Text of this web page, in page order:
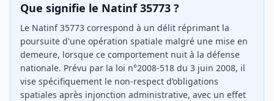
Que signifie le Natinf 35773 ?
Le Natinf 35773 correspond à un délit réprimant la
poursuite d'une opération spatiale malgré une mise en
demeure, lorsque ce comportement nuit à la défense
nationale. Prévu par la loi n°2008-518 du 3 juin 2008, il
vise spécifiquement le non-respect d’obligations
spatiales après injonction administrative, avec un effet